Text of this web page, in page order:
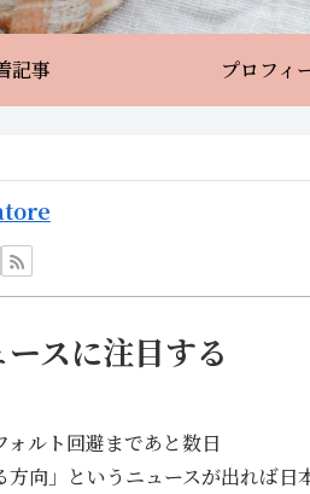
記事 プロフィ
スに注目する
ルト回避まであと数日
向」というニュースが出れば日